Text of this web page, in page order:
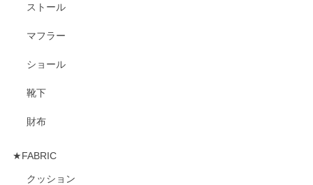
ストール
マフラー
ショール
靴下
財布
★FABRIC
クッション